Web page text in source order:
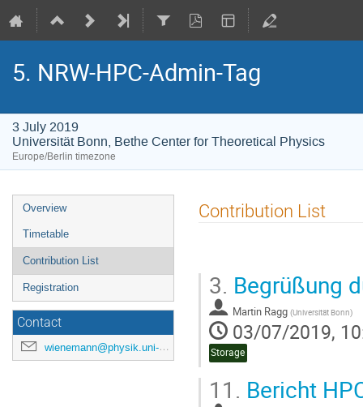
5. NRW-HPC-Admin-Tag
3 July 2019
Universität Bonn, Bethe Center for Theoretical Physics
Europe/Berlin timezone
Event
menu
Overview
Timetable
Contribution List
Registration
Contact
wienemann@physik.uni-bonn.de
Contribution List
3. Begrüßung
Martin Ragg (Universität Bonn)
03/07/2019,
Storage
11. Bericht